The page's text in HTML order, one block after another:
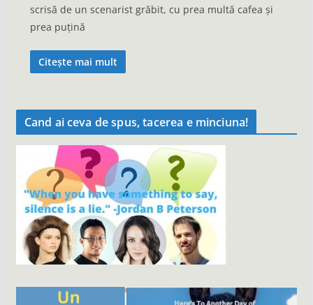
scrisă de un scenarist grăbit, cu prea multă cafea și
prea puțină
Citește mai mult
Cand ai ceva de spus, tacerea e minciuna!